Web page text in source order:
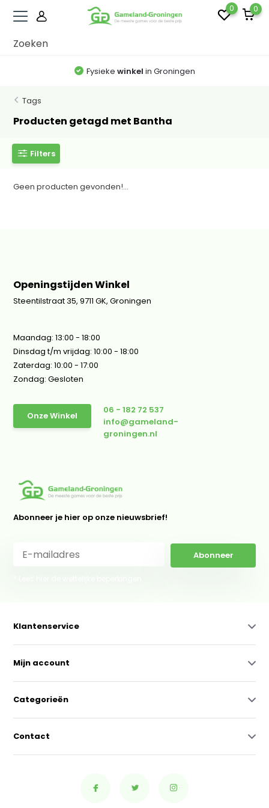
0 0
Fysieke winkel in Groningen
Tags
Producten getagd met Bantha
Filters
Geen producten gevonden!...
Openingstijden Winkel
Steentilstraat 35, 9711 GK, Groningen
Maandag: 13:00 - 18:00
Dinsdag t/m vrijdag: 10:00 - 18:00
Zaterdag: 10:00 - 17:00
Zondag: Gesloten
Onze Winkel
06 - 182 72 537
info@gameland-
groningen.nl
Abonneer je hier op onze nieuwsbrief!
Abonneer
Klantenservice
Mijn account
Categorieën
Contact